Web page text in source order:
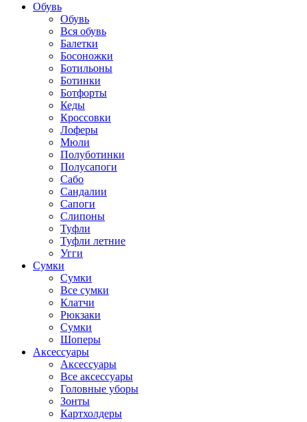
Обувь
Обувь
Вся обувь
Балетки
Босоножки
Ботильоны
Ботинки
Ботфорты
Кеды
Кроссовки
Лоферы
Мюли
Полуботинки
Полусапоги
Сабо
Сандалии
Сапоги
Слипоны
Туфли
Туфли летние
Угги
Сумки
Сумки
Все сумки
Клатчи
Рюкзаки
Сумки
Шоперы
Аксессуары
Аксессуары
Все аксессуары
Головные уборы
Зонты
Картхолдеры